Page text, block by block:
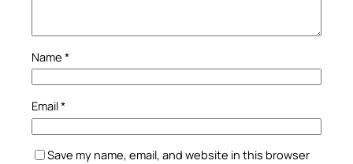
Name *
Email*
Save my name, email, and website in this browser